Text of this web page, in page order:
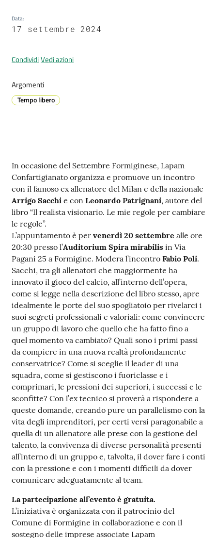
t
a
e
e
o
Seguici
su
Data:
17 settembre 2024
CondividiVedi azioni
Argomenti
Tempo libero
Contenuto
In occasione del Settembre Formiginese, Lapam
Confartigianato organizza e promuove un incontro
con il famoso ex allenatore del Milan e della nazionale
Arrigo Sacchi e con Leonardo Patrignani, autore del
libro “Il realista visionario. Le mie regole per cambiare
le regole”.
L’appuntamento è per venerdì 20 settembre alle ore
20:30 presso l’Auditorium Spira mirabilis in Via
Pagani 25 a Formigine. Modera l’incontro Fabio Poli.
Sacchi, tra gli allenatori che maggiormente ha
innovato il gioco del calcio, all’interno dell’opera,
come si legge nella descrizione del libro stesso, apre
idealmente le porte del suo spogliatoio per rivelarci i
suoi segreti professionali e valoriali: come convincere
un gruppo di lavoro che quello che ha fatto fino a
quel momento va cambiato? Quali sono i primi passi
da compiere in una nuova realtà profondamente
conservatrice? Come si sceglie il leader di una
squadra, come si gestiscono i fuoriclasse e i
comprimari, le pressioni dei superiori, i successi e le
sconfitte? Con l’ex tecnico si proverà a rispondere a
queste domande, creando pure un parallelismo con la
vita degli imprenditori, per certi versi paragonabile a
quella di un allenatore alle prese con la gestione del
talento, la convivenza di diverse personalità presenti
all’interno di un gruppo e, talvolta, il dover fare i conti
con la pressione e con i momenti difficili da dover
comunicare adeguatamente al team.
La partecipazione all’evento è gratuita.
L’iniziativa è organizzata con il patrocinio del
Comune di Formigine in collaborazione e con il
sostegno delle imprese associate Lapam